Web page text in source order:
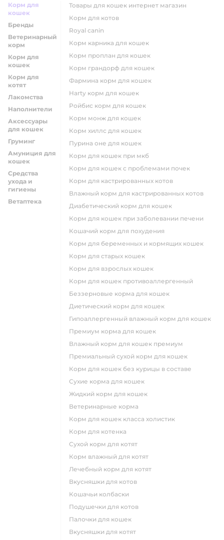
Корм для
кошек
Бренды
Ветеринарный
корм
Корм для
кошек
Корм для
котят
Лакомства
Наполнители
Аксессуары
для кошек
Груминг
Амуниция для
кошек
Средства
ухода и
гигиены
Ветаптека
товары для кошек интернет магазин
корм для котов
royal canin
корм карника для кошек
корм проплан для кошек
корм грандорф для кошек
фармина корм для кошек
harty корм для кошек
ройбис корм для кошек
корм монж для кошек
корм хиллс для кошек
пурина оне для кошек
корм для кошек при мкб
корм для кошек с проблемами почек
Корм для кастрированных котов
влажный корм для кастрированных котов
диабетический корм для кошек
корм для кошек при заболевании печени
кошачий корм для похудения
корм для беременных и кормящих кошек
корм для старых кошек
корм для взрослых кошек
корм для кошек противоаллергенный
беззерновые корма для кошек
диетический корм для кошек
гипоаллергенный влажный корм для кошек
премиум корма для кошек
влажный корм для кошек премиум
премиальный сухой корм для кошек
корм для кошек без курицы в составе
сухие корма для кошек
жидкий корм для кошек
ветеринарные корма
корм для кошек класса холистик
корм для котенка
сухой корм для котят
корм влажный для котят
лечебный корм для котят
вкусняшки для котов
кошачьи колбаски
подушечки для котов
палочки для кошек
вкусняшки для котят